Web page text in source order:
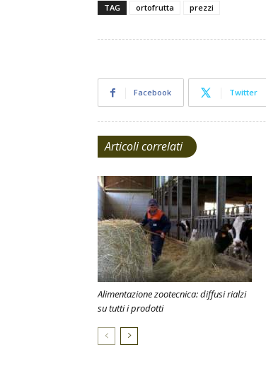
TAG ortofrutta prezzi
Facebook Twitter
Articoli correlati
Alimentazione zootecnica: diffusi rialzi
su tutti i prodotti